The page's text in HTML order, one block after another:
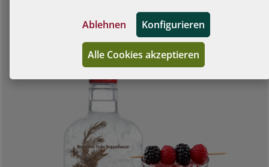
Cocktails geben. Genießen!
Ablehnen Konfigurieren
Alle Cookies akzeptieren